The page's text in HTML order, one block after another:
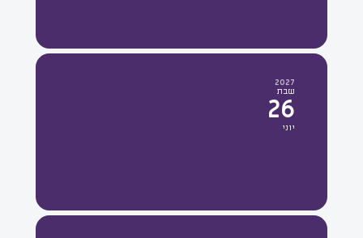
2027
שבת
26
יוני